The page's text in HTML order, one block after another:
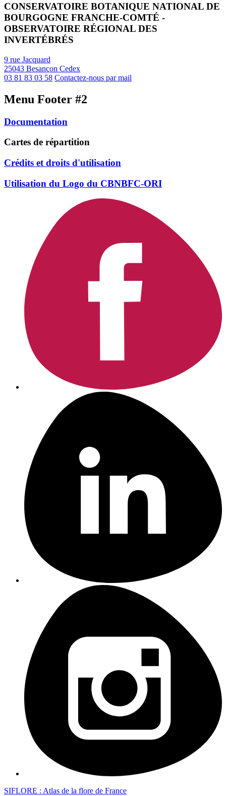
CONSERVATOIRE BOTANIQUE NATIONAL DE
BOURGOGNE FRANCHE-COMTÉ -
OBSERVATOIRE RÉGIONAL DES
INVERTÉBRÉS
9 rue Jacquard
25043 Besançon Cedex
03 81 83 03 58 Contactez-nous par mail
Menu Footer #2
Documentation
Cartes de répartition
Crédits et droits d'utilisation
Utilisation du Logo du CBNBFC-ORI
SIFLORE : Atlas de la flore de France